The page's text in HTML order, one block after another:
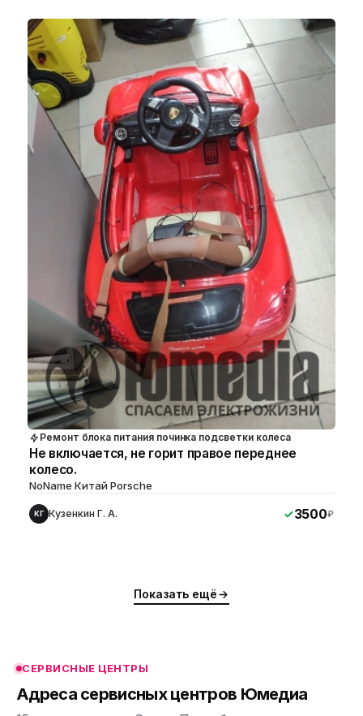
Ремонт блока питания починка подсветки колеса
Не включается, не горит правое переднее
колесо.
NoName Китай Porsche
КГ Кузенкин Г. А. 3500₽
Показать ещё
СЕРВИСНЫЕ ЦЕНТРЫ
Адреса сервисных центров Юмедиа
ю